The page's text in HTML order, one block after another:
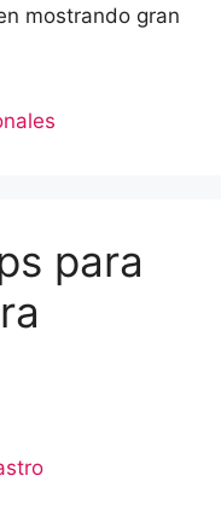
mostrando gran
para